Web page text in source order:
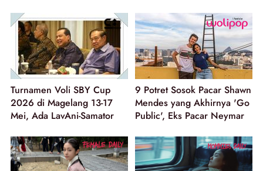
Turnamen Voli SBY Cup
2026 di Magelang 13-17
Mei, Ada LavAni-Samator
9 Potret Sosok Pacar Shawn
Mendes yang Akhirnya 'Go
Public', Eks Pacar Neymar